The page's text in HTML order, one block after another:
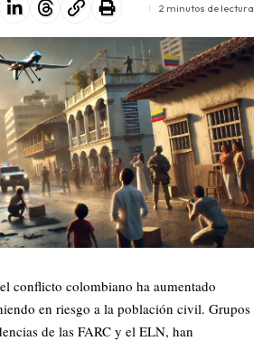
2 minutos de lectura
conflicto colombiano ha aumentado
en riesgo a la población civil. Grupos
de las FARC y el ELN, han